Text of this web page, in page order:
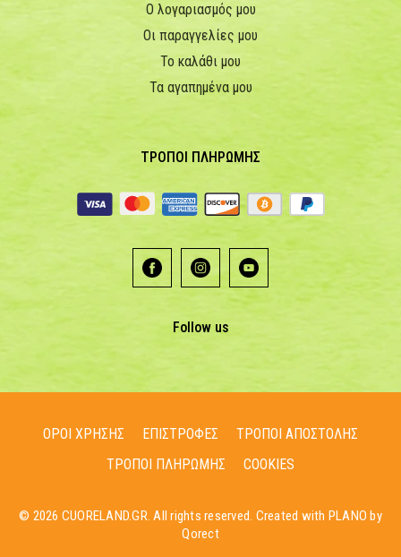
Ο λογαριασμός μου
Οι παραγγελίες μου
Το καλάθι μου
Τα αγαπημένα μου
ΤΡΟΠΟΙ ΠΛΗΡΩΜΗΣ
Follow us
ΟΡΟΙ ΧΡΗΣΗΣ ΕΠΙΣΤΡΟΦΕΣ
ΤΡΟΠΟΙ ΑΠΟΣΤΟΛΗΣ
ΤΡΟΠΟΙ ΠΛΗΡΩΜΗΣ
COOKIES
© 2026 CUORELAND.GR. All rights reserved. Created with PLANO by
Qorect